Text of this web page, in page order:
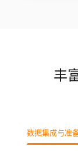
丰
数据集成与准